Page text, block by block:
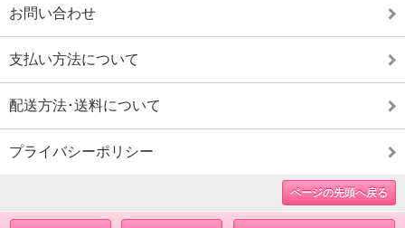
お問い合わせ
支払い方法について
配送方法･送料について
プライバシーポリシー
ページの先頭へ戻る